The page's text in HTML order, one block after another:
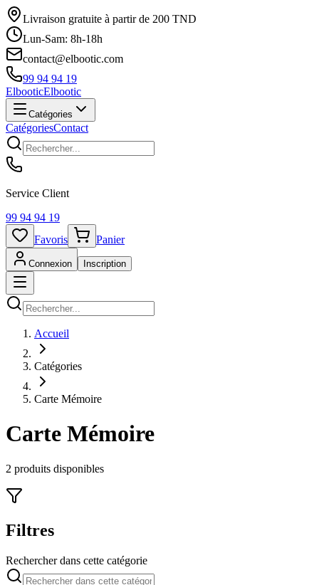
Livraison gratuite à partir de 200 TND
Lun-Sam: 8h-18h
contact@elbootic.com
99 94 94 19
ElbooticElbootic
Catégories
CatégoriesContact
Service Client
99 94 94 19
Favoris
Panier
Connexion Inscription
Accueil
Catégories
Carte Mémoire
Carte Mémoire
2 produits disponibles
Filtres
Rechercher dans cette catégorie